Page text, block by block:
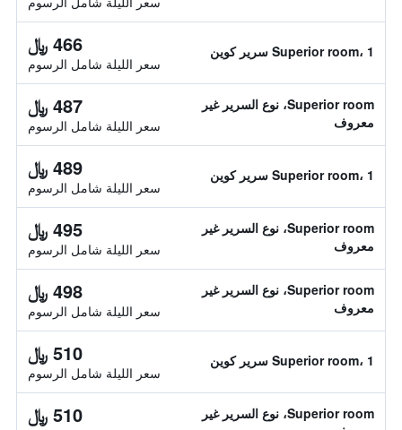
Superior room، 1 سرير كوين 466 ﷼
سعر الليلة شامل الرسوم
Superior room، نوع السرير غير
معروف
487 ﷼
سعر الليلة شامل الرسوم
Superior room، 1 سرير كوين 489 ﷼
سعر الليلة شامل الرسوم
Superior room، نوع السرير غير
معروف
495 ﷼
سعر الليلة شامل الرسوم
Superior room، نوع السرير غير
معروف
498 ﷼
سعر الليلة شامل الرسوم
Superior room، 1 سرير كوين 510 ﷼
سعر الليلة شامل الرسوم
Superior room، نوع السرير غير
510 ﷼